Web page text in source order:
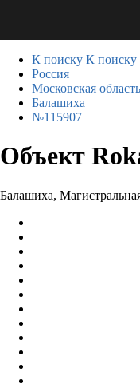
К поиску К поиску
Россия
Московская область
Балашиха
№115907
Объект
Балашиха,